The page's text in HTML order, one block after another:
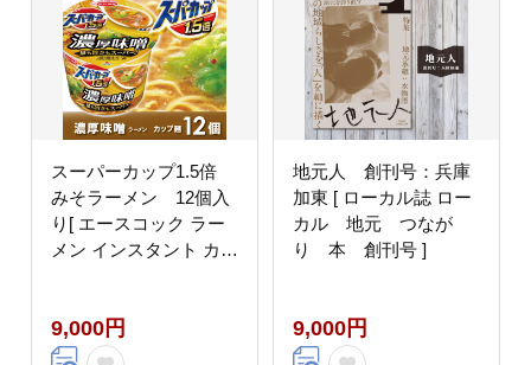
スーパーカップ1.5倍
みそラーメン 12個入
り[ エースコック ラー
メン インスタント カッ
保存食 非常食 箱 ケー
ス]
9,000円
地元人 創刊号：兵庫
加東 [ ローカル誌 ロー
カル 地元 つなが
り 本 創刊号 ]
9,000円